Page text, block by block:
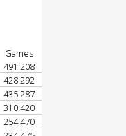
Games
491:208
428:292
435:287
310:420
254:470